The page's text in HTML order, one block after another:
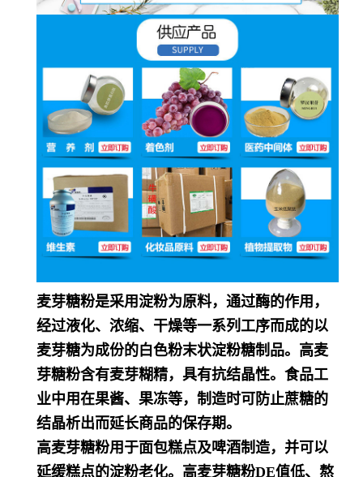
麦芽糖粉是采用淀粉为原料，通过酶的作用，
经过液化、浓缩、干燥等一系列工序而成的以
麦芽糖为成份的白色粉末状淀粉糖制品。高麦
芽糖粉含有麦芽糊精，具有抗结晶性。食品工
业中用在果酱、果冻等，制造时可防止蔗糖的
结晶析出而延长商品的保存期。
高麦芽糖粉用于面包糕点及啤酒制造，并可以
延缓糕点的淀粉老化。高麦芽糖粉DE值低、熬